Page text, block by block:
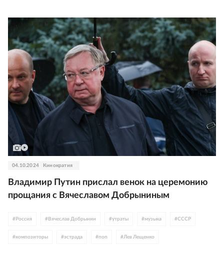
04.10.2024 Кинократия
Владимир Путин прислал венок на церемонию
прощания с Вячеславом Добрыниным
# Россия # Вячеслав Добрынин #утраты #музыка #СССР
#композиторы #эстрада #поп #Лев Лещенко